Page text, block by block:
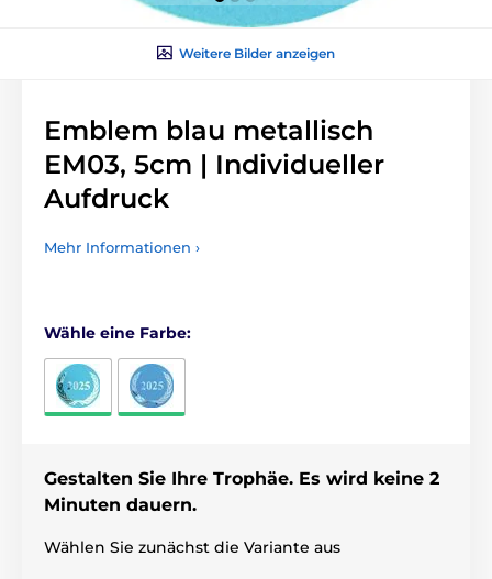
Weitere Bilder anzeigen
Emblem blau metallisch
EM03, 5cm | Individueller
Aufdruck
Mehr Informationen ›
Wähle eine Farbe:
Gestalten Sie Ihre Trophäe. Es wird keine 2
Minuten dauern.
Wählen Sie zunächst die Variante aus